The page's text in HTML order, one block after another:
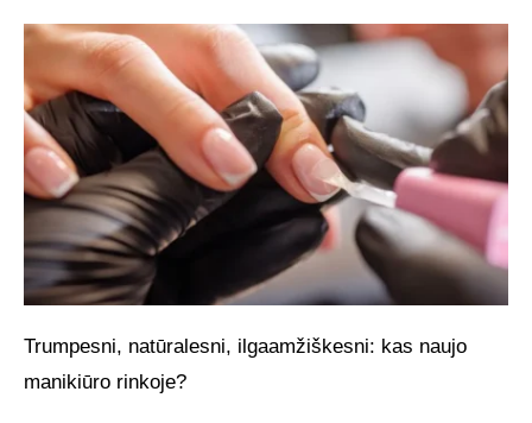
Trumpesni, natūralesni, ilgaamžiškesni: kas naujo
manikiūro rinkoje?